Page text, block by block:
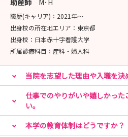
★お問い合わせ
📞 049-276-1115
📧 kangokikaku@saitama-
お気軽にお問合せください。
助産師 M･H
職歴(キャリア)： 2021年〜
出身校の所在地エリア： 東京都
出身校： 日本赤十字看護大学
所属診療科目： 産科・婦人科
当院を志望した理由や入職を決
仕事でのやりがいや嬉しかっ
い。
本学の教育体制はどうですか？